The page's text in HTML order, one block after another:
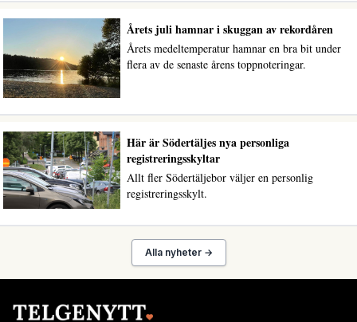
Årets juli hamnar i skuggan av rekordåren
Årets medeltemperatur hamnar en bra bit under
flera av de senaste årens toppnoteringar.
Här är Södertäljes nya personliga
registreringsskyltar
Allt fler Södertäljebor väljer en personlig
registreringsskylt.
Alla nyheter →